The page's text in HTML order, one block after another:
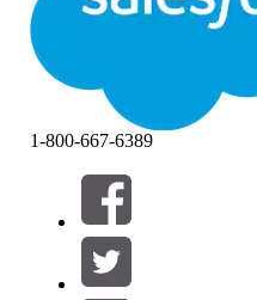
Filtros (0)
SELECCIONAR FILTROS
Área de productos
1-800-667-6389